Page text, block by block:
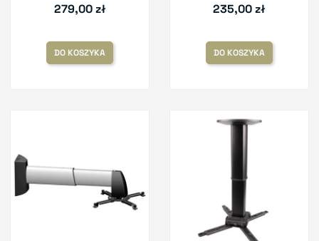
279,00 zł
DO KOSZYKA
235,00 zł
DO KOSZYKA